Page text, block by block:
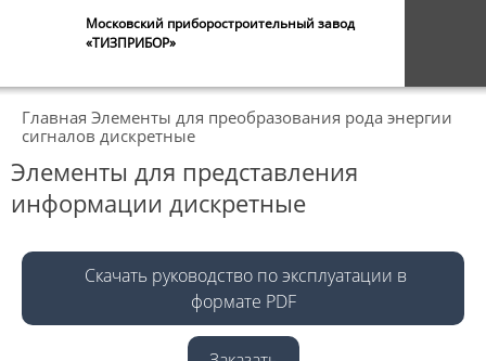
Московский приборостроительный завод
«ТИЗПРИБОР»
Главная Элементы для преобразования рода энергии
сигналов дискретные
Элементы для представления
информации дискретные
Скачать руководство по эксплуатации в
формате PDF